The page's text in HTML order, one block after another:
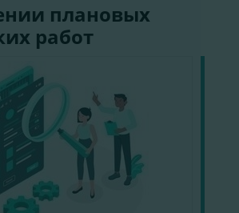
плановых
работ